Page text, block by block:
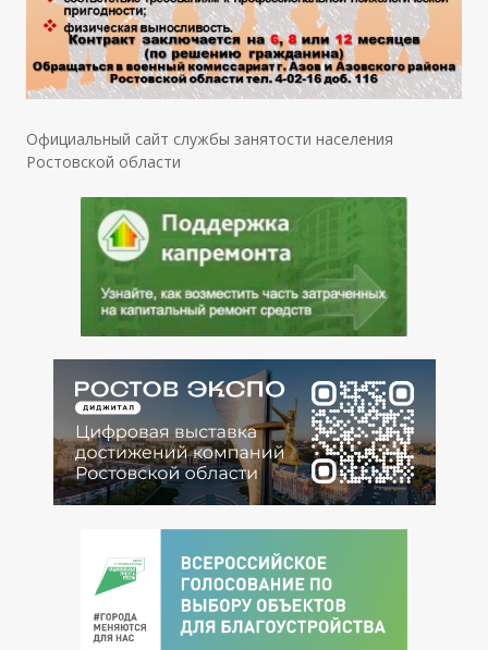
Официальный сайт службы занятости населения
Ростовской области